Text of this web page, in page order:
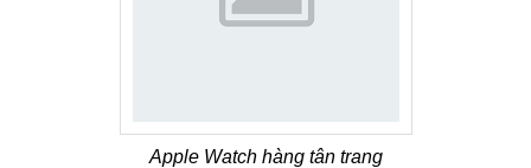
Apple Watch hàng tân trang